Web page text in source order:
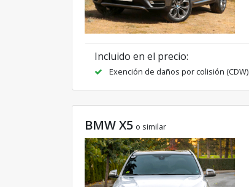
Incluido en el precio:
Exención de daños por colisión (CDW)
BMW X5 o similar